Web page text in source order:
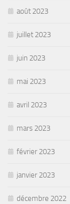
août 2023
juillet 2023
juin 2023
mai 2023
avril 2023
mars 2023
février 2023
janvier 2023
décembre 2022